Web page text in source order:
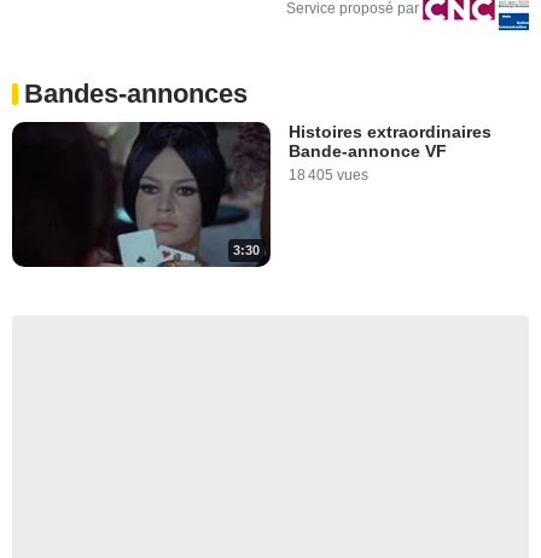
Service proposé par
Bandes-annonces
3:30
Histoires extraordinaires
Bande-annonce VF
18 405 vues